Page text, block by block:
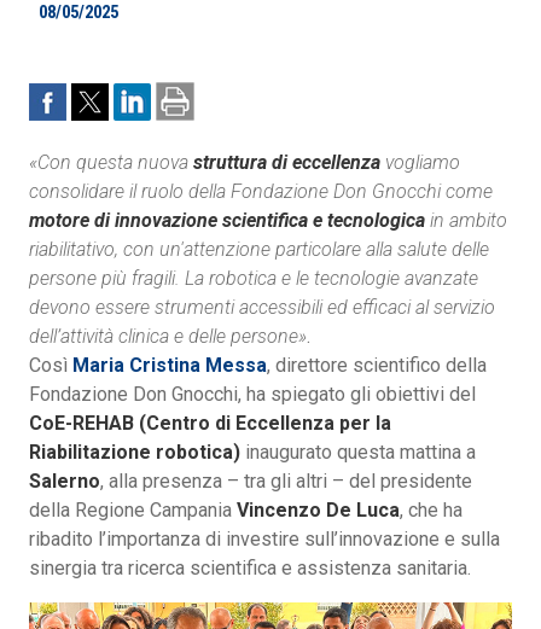
08/05/2025
«Con questa nuova struttura di eccellenza vogliamo
consolidare il ruolo della Fondazione Don Gnocchi come
motore di innovazione scientifica e tecnologica in ambito
riabilitativo, con un'attenzione particolare alla salute delle
persone più fragili. La robotica e le tecnologie avanzate
devono essere strumenti accessibili ed efficaci al servizio
dell’attività clinica e delle persone».
Così Maria Cristina Messa, direttore scientifico della
Fondazione Don Gnocchi, ha spiegato gli obiettivi del
CoE-REHAB (Centro di Eccellenza per la
Riabilitazione robotica) inaugurato questa mattina a
Salerno, alla presenza – tra gli altri – del presidente
della Regione Campania Vincenzo De Luca, che ha
ribadito l’importanza di investire sull’innovazione e sulla
sinergia tra ricerca scientifica e assistenza sanitaria.